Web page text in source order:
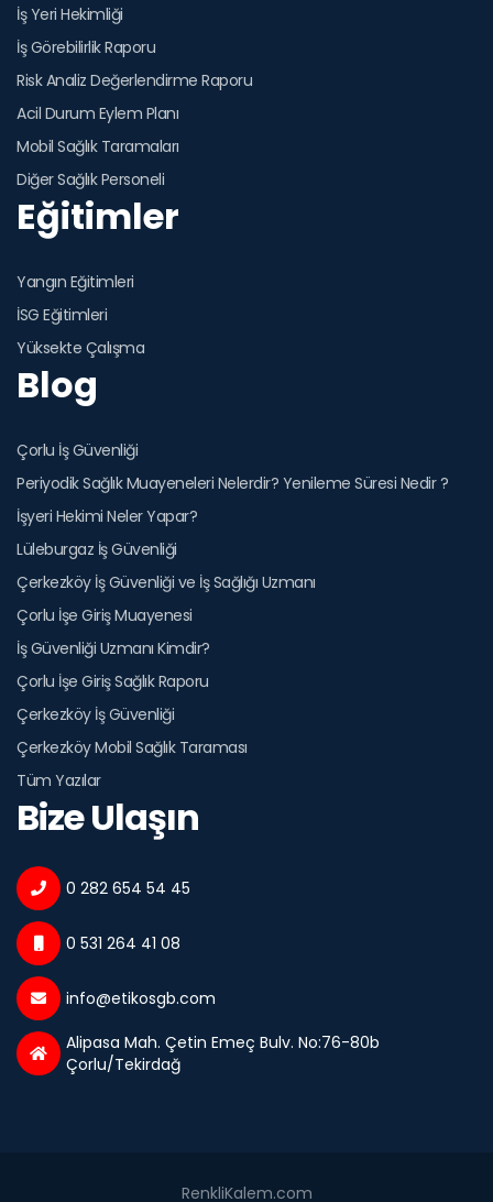
İş Yeri Hekimliği
İş Görebilirlik Raporu
Risk Analiz Değerlendirme Raporu
Acil Durum Eylem Planı
Mobil Sağlık Taramaları
Diğer Sağlık Personeli
Eğitimler
Yangın Eğitimleri
İSG Eğitimleri
Yüksekte Çalışma
Blog
Çorlu İş Güvenliği
Periyodik Sağlık Muayeneleri Nelerdir? Yenileme Süresi Nedir ?
İşyeri Hekimi Neler Yapar?
Lüleburgaz İş Güvenliği
Çerkezköy İş Güvenliği ve İş Sağlığı Uzmanı
Çorlu İşe Giriş Muayenesi
İş Güvenliği Uzmanı Kimdir?
Çorlu İşe Giriş Sağlık Raporu
Çerkezköy İş Güvenliği
Çerkezköy Mobil Sağlık Taraması
Tüm Yazılar
Bize Ulaşın
0 282 654 54 45
0 531 264 41 08
info@etikosgb.com
Alipasa Mah. Çetin Emeç Bulv. No:76-80b
Çorlu/Tekirdağ
RenkliKalem.com